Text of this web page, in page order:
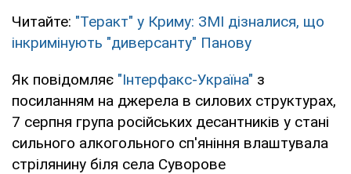
Читайте: "Теракт" у Криму: ЗМІ дізналися, що
інкримінують "диверсанту" Панову
Як повідомляє "Інтерфакс-Україна" з
посиланням на джерела в силових структурах,
7 серпня група російських десантників у стані
сильного алкогольного сп'яніння влаштувала
стрілянину біля села Суворове